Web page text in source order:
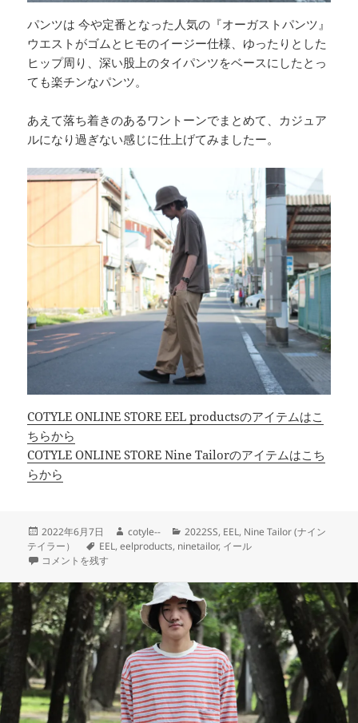
パンツは 今や定番となった人気の『オーガストパンツ』
ウエストがゴムとヒモのイージー仕様、ゆったりとした
ヒップ周り、深い股上のタイパンツをベースにしたとっ
ても楽チンなパンツ。
あえて落ち着きのあるワントーンでまとめて、カジュア
ルになり過ぎない感じに仕上げてみましたー。
COTYLE ONLINE STORE EEL productsのアイテムはこ
ちらから
COTYLE ONLINE STORE Nine Tailorのアイテムはこち
らから
投
稿
日:
2022年6月7日
作
成
cotyle--
カ
テ
ー
2022SS, EEL, Nine Tailor (ナイン
テイラー）
タ
グ
EEL,eelproducts, ninetailor, イール
ゆるっとアースなスタイリング【EEL products】 に
コメントを残す